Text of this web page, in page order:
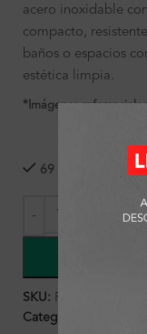
acero inoxidable
compacto,
baños o espacios
estética limpia.
*Imágenes referenciales
69 disponibles
SKU: FA1932
Categorías: